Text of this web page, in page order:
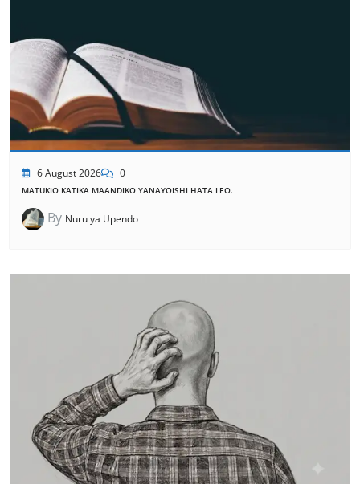
6 August 2026 0
MATUKIO KATIKA MAANDIKO YANAYOISHI HATA LEO.
By Nuru ya Upendo